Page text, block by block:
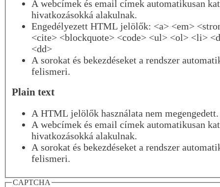
A webcímek és email címek automatikusan
hivatkozásokká alakulnak.
Engedélyezett HTML jelölők: <a> <em>
<cite> <blockquote> <code> <ul> <ol> <li>
<dd>
A sorokat és bekezdéseket a rendszer
felismeri.
Plain text
A HTML jelölők használata nem megengedett.
A webcímek és email címek automatikusan
hivatkozásokká alakulnak.
A sorokat és bekezdéseket a rendszer
felismeri.
CAPTCHA